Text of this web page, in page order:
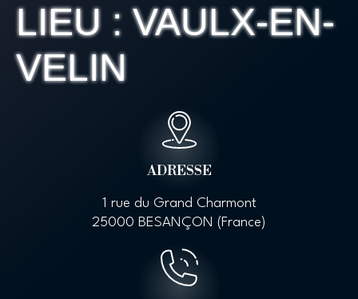
LIEU :VAULX-EN-
VELIN
ADRESSE
1 rue du Grand Charmont
25000 BESANÇON (France)